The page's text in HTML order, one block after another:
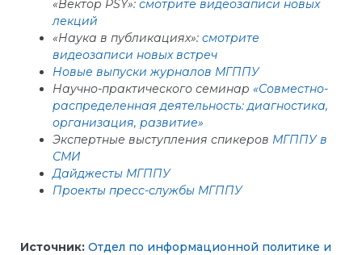
«Вектор PSY»: смотрите видеозаписи новых
лекций
«Наука в публикациях»: смотрите
видеозаписи новых встреч
Новые выпуски журналов МГППУ
Научно-практического семинар «Совместно-
распределенная деятельность: диагностика,
организация, развитие»
Экспертные выступления спикеров МГППУ в
СМИ
Дайджесты МГППУ
Проекты пресс-службы МГППУ
Источник: Отдел по информационной политике и